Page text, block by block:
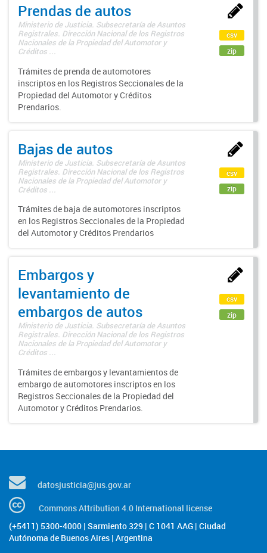
Prendas de autos
Ministerio de Justicia. Subsecretaría de Asuntos
Registrales. Dirección Nacional de los Registros
Nacionales de la Propiedad del Automotor y
Créditos ...
Trámites de prenda de automotores
inscriptos en los Registros Seccionales de la
Propiedad del Automotor y Créditos
Prendarios.
csv
zip
Bajas de autos
Ministerio de Justicia. Subsecretaría de Asuntos
Registrales. Dirección Nacional de los Registros
Nacionales de la Propiedad del Automotor y
Créditos ...
Trámites de baja de automotores inscriptos
en los Registros Seccionales de la Propiedad
del Automotor y Créditos Prendarios
csv
zip
Embargos y
levantamiento de
embargos de autos
Ministerio de Justicia. Subsecretaría de Asuntos
Registrales. Dirección Nacional de los Registros
Nacionales de la Propiedad del Automotor y
Créditos ...
Trámites de embargos y levantamientos de
embargo de automotores inscriptos en los
Registros Seccionales de la Propiedad del
Automotor y Créditos Prendarios.
csv
zip
datosjusticia@jus.gov.ar
Commons Attribution 4.0 International license
(+5411) 5300-4000 | Sarmiento 329 | C 1041 AAG | Ciudad
Autónoma de Buenos Aires | Argentina